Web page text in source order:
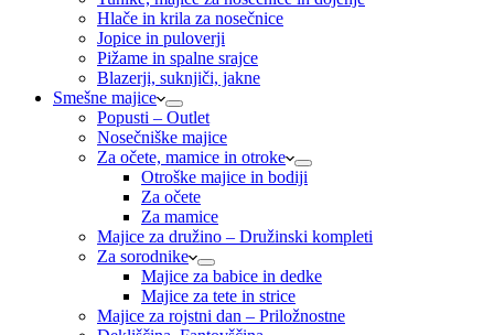
Hlače in krila za nosečnice
Jopice in puloverji
Pižame in spalne srajce
Blazerji, suknjiči, jakne
Smešne majice
Popusti – Outlet
Nosečniške majice
Za očete, mamice in otroke
Otroške majice in bodiji
Za očete
Za mamice
Majice za družino – Družinski kompleti
Za sorodnike
Majice za babice in dedke
Majice za tete in strice
Majice za rojstni dan – Priložnostne